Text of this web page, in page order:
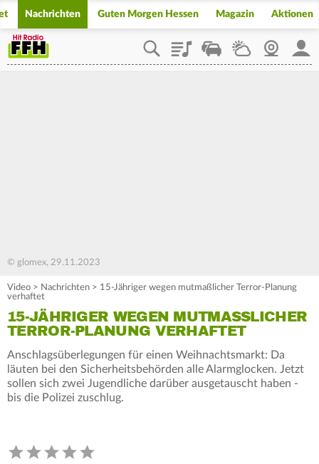
Nachrichten Guten Morgen Hessen Magazin Aktionen
PlaylistStaupilotWetterWebcam
© glomex, 29.11.2023
Video > Nachrichten > 15-Jähriger wegen mutmaßlicher Terror-Planung
verhaftet
15-JÄHRIGER WEGEN MUTMASSLICHER T
ERROR-PLANUNG VERHAFTET
Anschlagsüberlegungen für einen Weihnachtsmarkt: Da
läuten bei den Sicherheitsbehörden alle Alarmglocken. Jetzt
sollen sich zwei Jugendliche darüber ausgetauscht haben -
bis die Polizei zuschlug.